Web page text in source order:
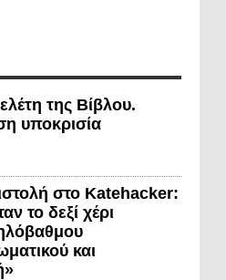
της Βίβλου.
υποκρισία
στο Katehacker:
το δεξί χέρι
και